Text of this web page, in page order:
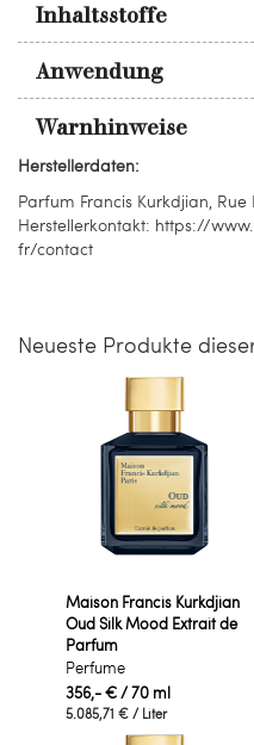
Inhaltsstoffe
Anwendung
Warnhinweise
Herstellerdaten:
Parfum Francis Kurkdjian, Rue
Herstellerkontakt: https://
fr/contact
Neueste Produkte
Maison Francis Kurkdjian
Oud Silk Mood Extrait de
Parfum
Perfume
356,- € / 70 ml
5.085,71 € / Liter